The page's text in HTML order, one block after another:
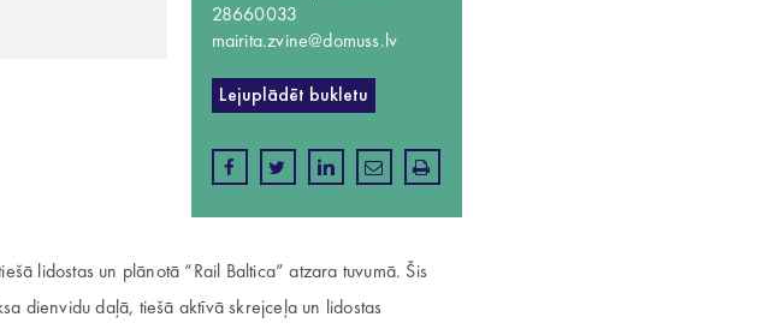
28660033
mairita.zvine@domuss.lv
Lejuplādēt bukletu
lidostas un plānotā “Rail Baltica” atzara tuvumā. Šis
dienvidu daļā, tiešā aktīvā skrejceļa un lidostas